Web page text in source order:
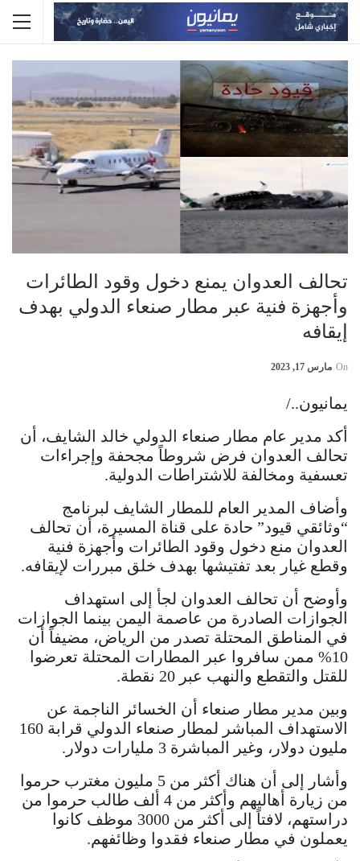
تحالف العدوان يمنع دخول وقود الطائرات
وأجهزة فنية عبر مطار صنعاء الدولي بهدف
إيقافه
On مارس 17, 2023
يمانيون../
أكد مدير عام مطار صنعاء الدولي خالد الشايف، أن
تحالف العدوان فرض شروطاً مجحفة وإجراءات
تعسفية ومخالفة للاشتراطات الدولية.
وأضاف المدير العام للمطار الشايف لبرنامج
“وثائقي قيود” حادة على قناة المسيرة، أن تحالف
العدوان منع دخول وقود الطائرات وأجهزة فنية
وقطع غيار بعد تفتيشها بهدف خلق مبررات لإيقافه.
وأوضح أن تحالف العدوان لجأ إلى استهداف
الجوازات الصادرة من عاصمة اليمن بينما الجوازات
في المناطق المحتلة تصدر من الرياض، مضيفاً أن
10% ممن سافروا عبر المطارات المحتلة تعرضوا
للقتل والتقطع والنهب عبر 20 نقطة.
وبين مدير مطار صنعاء أن الخسائر الناجمة عن
الاستهداف المباشر لمطار صنعاء الدولي قرابة 160
مليون دولار، وغير المباشرة 3 مليارات دولار.
وأشار إلى أن هناك أكثر من 5 مليون مغترب حرموا
من زيارة أهاليهم وأكثر من 4 ألف طالب حرموا من
دراستهم، لافتاً إلى أكثر من 3000 موظف كانوا
يعملون في مطار صنعاء فقدوا وظائفهم.